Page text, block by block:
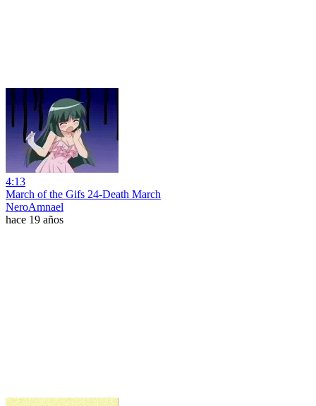
4:13
March of the Gifs 24-Death March
NeroAmnael
hace 19 años